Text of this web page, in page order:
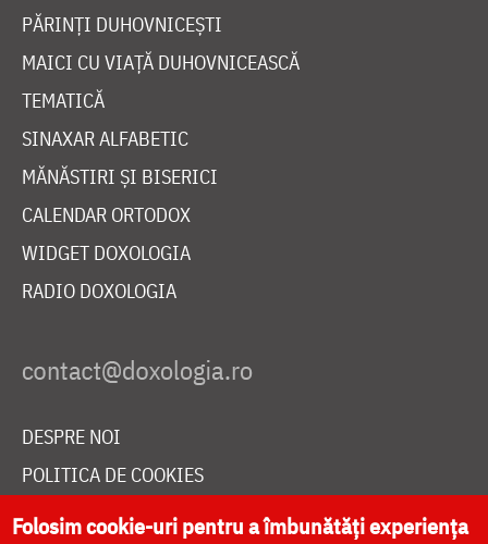
PĂRINȚI DUHOVNICEȘTI
MAICI CU VIAȚĂ DUHOVNICEASCĂ
TEMATICĂ
SINAXAR ALFABETIC
MĂNĂSTIRI ȘI BISERICI
CALENDAR ORTODOX
WIDGET DOXOLOGIA
RADIO DOXOLOGIA
DESPRE NOI
POLITICA DE COOKIES
DONEAZĂ ONLINE PENTRU CATEDRALA NAȚIONALĂ
Folosim cookie-uri pentru a îmbunătăți experiența